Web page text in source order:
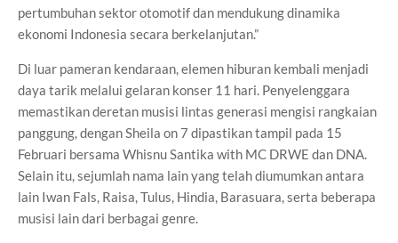
pertumbuhan sektor otomotif dan mendukung dinamika
ekonomi Indonesia secara berkelanjutan.”
Di luar pameran kendaraan, elemen hiburan kembali menjadi
daya tarik melalui gelaran konser 11 hari. Penyelenggara
memastikan deretan musisi lintas generasi mengisi rangkaian
panggung, dengan Sheila on 7 dipastikan tampil pada 15
Februari bersama Whisnu Santika with MC DRWE dan DNA.
Selain itu, sejumlah nama lain yang telah diumumkan antara
lain Iwan Fals, Raisa, Tulus, Hindia, Barasuara, serta beberapa
musisi lain dari berbagai genre.